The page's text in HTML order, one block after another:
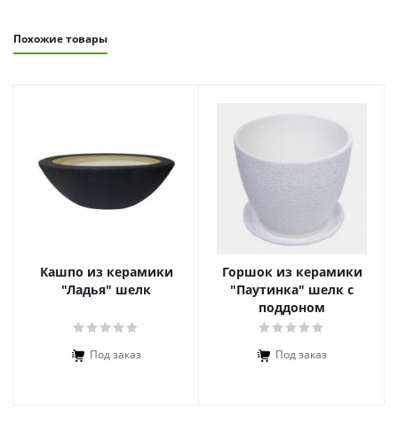
Похожие товары
Кашпо из керамики
"Ладья" шелк
Под заказ
Горшок из керамики
"Паутинка" шелк с
поддоном
Под заказ